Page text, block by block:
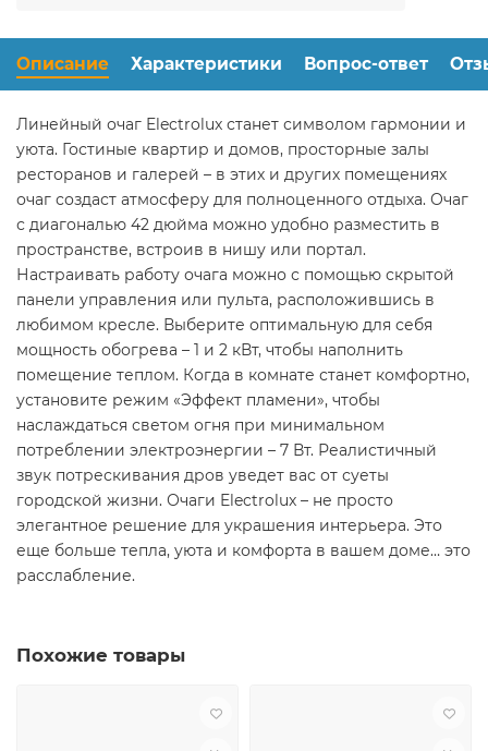
Описание Характеристики Вопрос-ответ
Линейный очаг Electrolux станет символом гармонии и
уюта. Гостиные квартир и домов, просторные залы
ресторанов и галерей – в этих и других помещениях
очаг создаст атмосферу для полноценного отдыха. Очаг
с диагональю 42 дюйма можно удобно разместить в
пространстве, встроив в нишу или портал.
Настраивать работу очага можно с помощью скрытой
панели управления или пульта, расположившись в
любимом кресле. Выберите оптимальную для себя
мощность обогрева – 1 и 2 кВт, чтобы наполнить
помещение теплом. Когда в комнате станет комфортно,
установите режим «Эффект пламени», чтобы
наслаждаться светом огня при минимальном
потреблении электроэнергии – 7 Вт. Реалистичный
звук потрескивания дров уведет вас от суеты
городской жизни. Очаги Electrolux – не просто
элегантное решение для украшения интерьера. Это
еще больше тепла, уюта и комфорта в вашем доме… это
расслабление.
Похожие товары